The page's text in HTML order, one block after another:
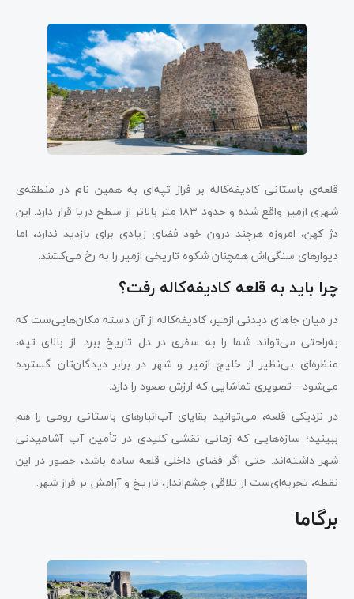
قلعه‌ی باستانی کادیفه‌کاله بر فراز تپه‌ای به همین نام در منطقه‌ی
شهری ازمیر واقع شده و حدود ۱۸۳ متر بالاتر از سطح دریا قرار دارد. این
دژ کهن، امروزه هرچند درون خود فضای زیادی برای بازدید ندارد، اما
دیوارهای سنگی‌اش همچنان شکوه تاریخی ازمیر را به رخ می‌کشند.
چرا باید به قلعه کادیفه‌کاله رفت؟
در میان جاهای دیدنی ازمیر، کادیفه‌کاله از آن دسته مکان‌هایی‌ست که
به‌راحتی می‌تواند شما را به سفری در دل تاریخ ببرد. از بالای تپه،
منظره‌ای بی‌نظیر از خلیج ازمیر و شهر در برابر دیدگان‌تان گسترده
می‌شود—تصویری تماشایی که ارزش صعود را دارد.
در نزدیکی قلعه، می‌توانید بقایای آب‌انبارهای باستانی رومی را هم
ببینید؛ سازه‌هایی که زمانی نقشی کلیدی در تأمین آب آشامیدنی
شهر داشته‌اند. حتی اگر فضای داخلی قلعه ساده باشد، حضور در این
نقطه، تجربه‌ای‌ست از تلاقی چشم‌انداز، تاریخ و آرامش بر فراز شهر.
برگاما